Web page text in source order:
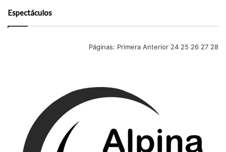
Espectáculos
Páginas: Primera Anterior 24 25 26 27 28